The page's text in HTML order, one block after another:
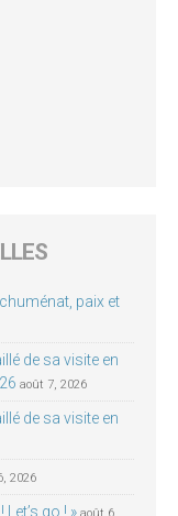
paix et
de sa visite en
août 7, 2026
de sa visite en
2026
go ! » août 6,